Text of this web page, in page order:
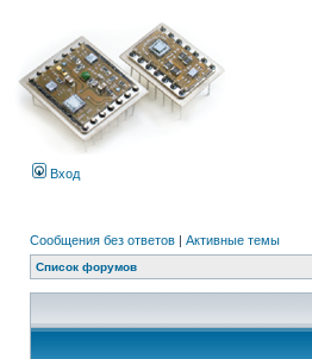
Вход
Сообщения без ответов | Активные темы
Список форумов